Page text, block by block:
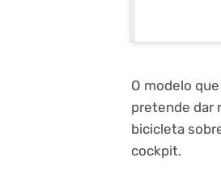
O modelo
pretende dar
bicicleta
cockpit.